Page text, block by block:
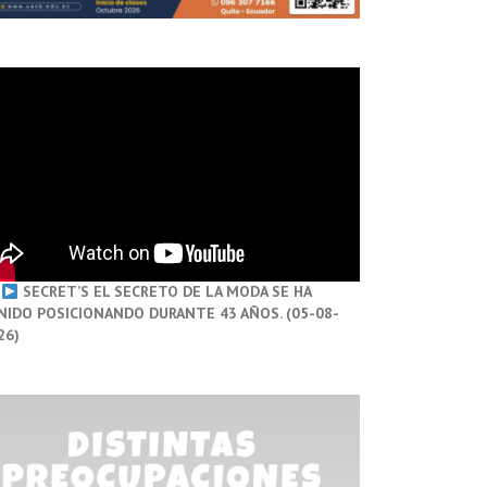
SECRET’S EL SECRETO DE LA MODA SE HA
POSICIONANDO DURANTE 43 AÑOS. (05-08-